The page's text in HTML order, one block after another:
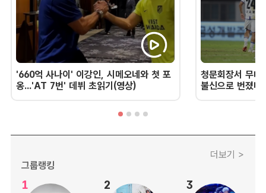
'660억 사나이' 이강인, 시메오네와 첫 포
옹...'AT 7번' 데뷔 초읽기(영상)
청문회장서 무너
불신으로 번졌
더보기 >
그룹랭킹
1 2 3